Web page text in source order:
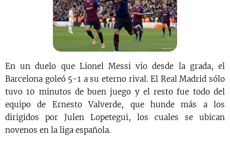
En un duelo que Lionel Messi vio desde la grada, el
Barcelona goleó 5-1 a su eterno rival. El Real Madrid sólo
tuvo 10 minutos de buen juego y el resto fue todo del
equipo de Ernesto Valverde, que hunde más a los
dirigidos por Julen Lopetegui, los cuales se ubican
novenos en la liga española.